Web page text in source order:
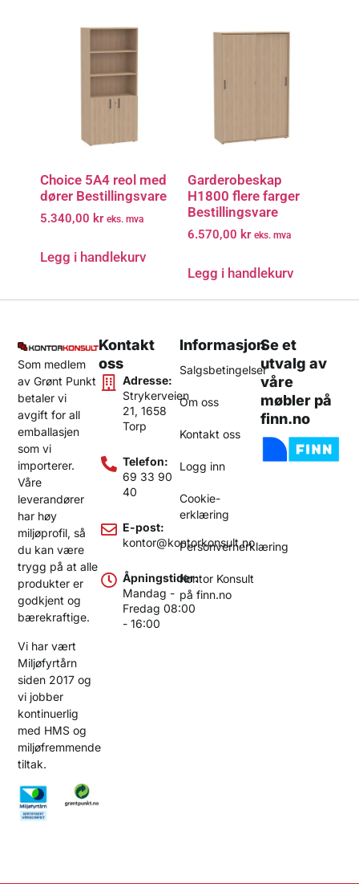
Choice 5A4 reol med
dører Bestillingsvare
5.340,00 kr eks. mva
Legg i handlekurv
Garderobeskap
H1800 flere farger
Bestillingsvare
6.570,00 kr eks. mva
Legg i handlekurv
Som medlem
av Grønt Punkt
betaler vi
avgift for all
emballasjen
som vi
importerer.
Våre
leverandører
har høy
miljøprofil, så
du kan være
trygg på at alle
produkter er
godkjent og
bærekraftige.
Vi har vært
Miljøfyrtårn
siden 2017 og
vi jobber
kontinuerlig
med HMS og
miljøfremmende
tiltak.
Kontakt
oss
Adresse:
Strykerveien
21, 1658
Torp
Telefon:
69 33 90
40
E-post:
kontor@kontorkonsult.no
Åpningstider:
Mandag -
Fredag 08:00
- 16:00
Informasjon
Salgsbetingelser
Om oss
Kontakt oss
Logg inn
Cookie-
erklæring
Personvernerklæring
Kontor Konsult
på finn.no
Se et
utvalg av
våre
møbler på
finn.no